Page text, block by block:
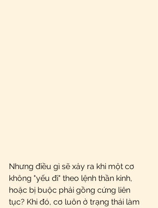
Nhưng điều gì sẽ xảy ra khi một cơ
không "yếu đi" theo lệnh thần kinh,
hoặc bị buộc phải gồng cứng liên
tục? Khi đó, cơ luôn ở trạng thái làm